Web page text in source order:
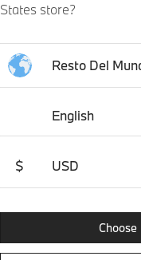
States store?
Resto Del
English
$ USD
Choose